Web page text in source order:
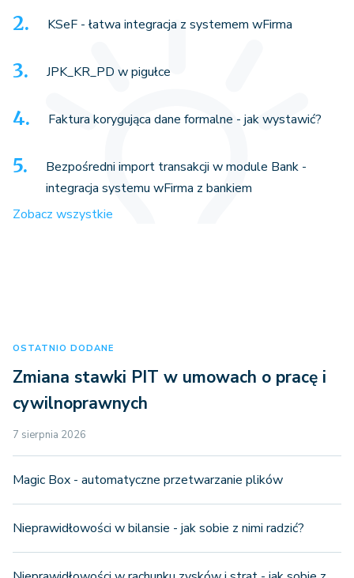
KSeF - łatwa integracja z systemem wFirma
JPK_KR_PD w pigułce
Faktura korygująca dane formalne - jak wystawić?
Bezpośredni import transakcji w module Bank -
integracja systemu wFirma z bankiem
Zobacz wszystkie
OSTATNIO DODANE
Zmiana stawki PIT w umowach o pracę i
cywilnoprawnych
7 sierpnia 2026
Magic Box - automatyczne przetwarzanie plików
Nieprawidłowości w bilansie - jak sobie z nimi radzić?